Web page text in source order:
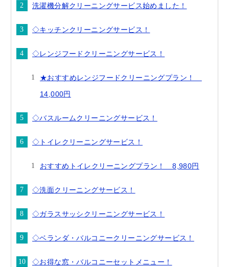
洗濯機分解クリーニングサービス始めました！
◇キッチンクリーニングサービス！
◇レンジフードクリーニングサービス！
★おすすめレンジフードクリーニングプラン！
14,000円
◇バスルームクリーニングサービス！
◇トイレクリーニングサービス！
おすすめトイレクリーニングプラン！ 8,980円
◇洗面クリーニングサービス！
◇ガラスサッシクリーニングサービス！
◇ベランダ・バルコニークリーニングサービス！
◇お得な窓・バルコニーセットメニュー！